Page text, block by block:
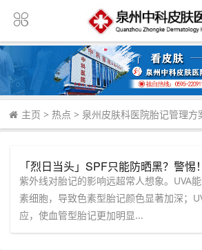
主页 > 热点 > 泉州皮肤科医院胎记管理方
紫外线对胎记的影响远超常人想象。UVA
素细胞，导致色素型胎记颜色显著加深；
应，使血管型胎记更加明显...